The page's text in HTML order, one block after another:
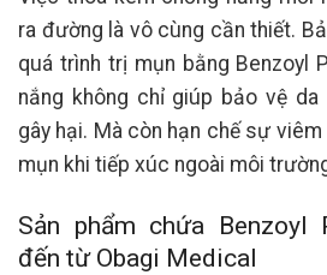
ra đường là vô cùng cần thiết.
quá trình trị mụn bằng Benzoyl
nắng không chỉ giúp bảo vệ da
gây hại. Mà còn hạn chế sự
mụn khi tiếp xúc ngoài môi
Sản phẩm chứa Benzoyl
đến từ Obagi Medical